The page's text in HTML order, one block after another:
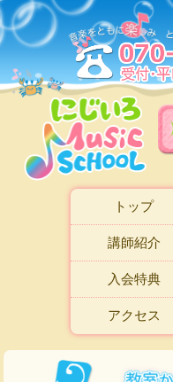
トップ
講師紹介
入会特典
アクセス